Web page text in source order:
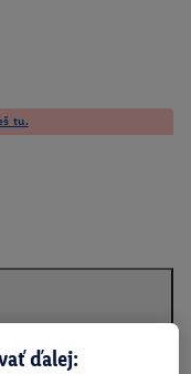
tu.
ďalej: